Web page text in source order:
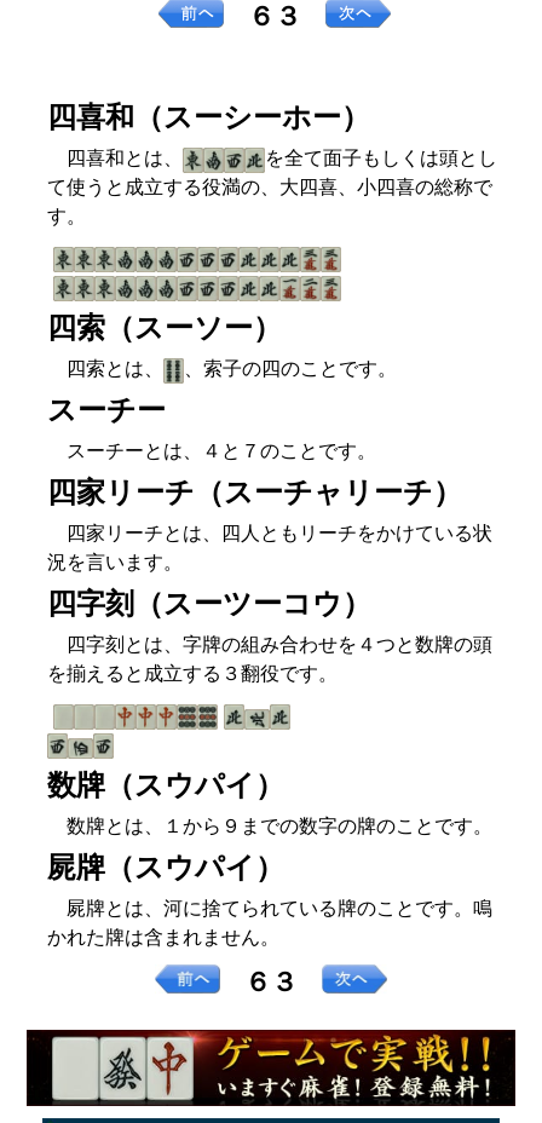
６３
四喜和（スーシーホー）
四喜和とは、
を全て面子もしくは頭とし
て使うと成立する役満の、大四喜、小四喜の総称で
す。
四索（スーソー）
四索とは、 、索子の四のことです。
スーチー
スーチーとは、４と７のことです。
四家リーチ（スーチャリーチ）
四家リーチとは、四人ともリーチをかけている状
況を言います。
四字刻（スーツーコウ）
四字刻とは、字牌の組み合わせを４つと数牌の頭
を揃えると成立する３翻役です。
数牌（スウパイ）
数牌とは、１から９までの数字の牌のことです。
屍牌（スウパイ）
屍牌とは、河に捨てられている牌のことです。鳴
かれた牌は含まれません。
６３